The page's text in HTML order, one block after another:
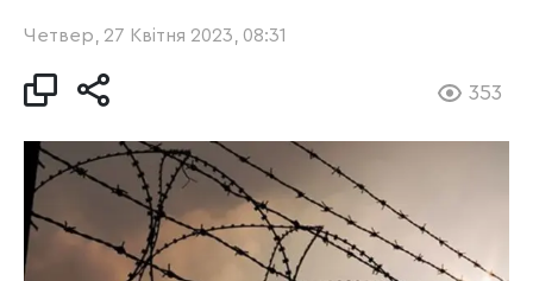
Четвер, 27 Квітня 2023, 08:31
353